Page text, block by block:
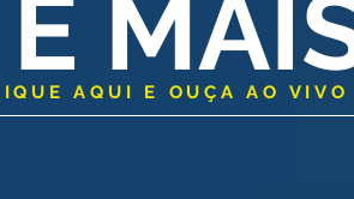
EAQUI E OUÇA AO